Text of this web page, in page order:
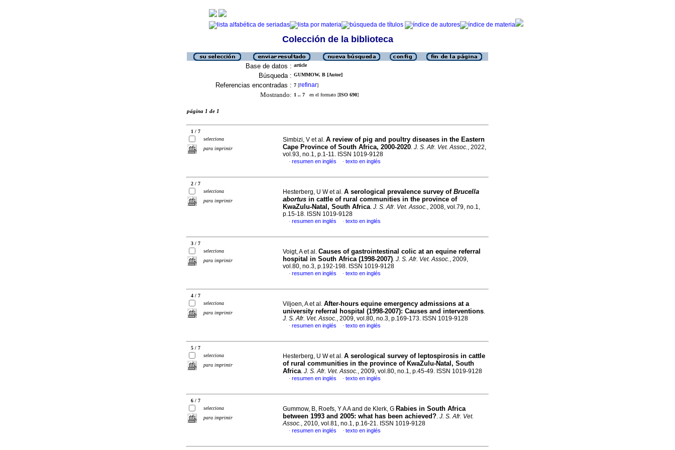
Colección de la biblioteca
Base de datos : article
Búsqueda : GUMMOW, B [Autor]
Referencias encontradas : 7 [refinar]
Mostrando: 1 .. 7 en el formato [ISO 690]
página 1 de 1
1 / 7
selecciona
para imprimir
Simbizi, V et al. A review of pig and poultry diseases in the Eastern
Cape Province of South Africa, 2000-2020. J. S. Afr. Vet. Assoc., 2022,
vol.93, no.1, p.1-11. ISSN 1019-9128
· resumen en inglés · texto en inglés
2 / 7
selecciona
para imprimir
Hesterberg, U W et al. A serological prevalence survey of Brucella
abortus in cattle of rural communities in the province of
KwaZulu-Natal, South Africa. J. S. Afr. Vet. Assoc., 2008, vol.79, no.1,
p.15-18. ISSN 1019-9128
· resumen en inglés · texto en inglés
3 / 7
selecciona
para imprimir
Voigt, A et al. Causes of gastrointestinal colic at an equine referral
hospital in South Africa (1998-2007). J. S. Afr. Vet. Assoc., 2009,
vol.80, no.3, p.192-198. ISSN 1019-9128
· resumen en inglés · texto en inglés
4 / 7
selecciona
para imprimir
Viljoen, A et al. After-hours equine emergency admissions at a
university referral hospital (1998-2007): Causes and interventions.
J. S. Afr. Vet. Assoc., 2009, vol.80, no.3, p.169-173. ISSN 1019-9128
· resumen en inglés · texto en inglés
5 / 7
selecciona
para imprimir
Hesterberg, U W et al. A serological survey of leptospirosis in cattle
of rural communities in the province of KwaZulu-Natal, South
Africa. J. S. Afr. Vet. Assoc., 2009, vol.80, no.1, p.45-49. ISSN 1019-9128
· resumen en inglés · texto en inglés
6 / 7
selecciona
para imprimir
Gummow, B, Roefs, Y A A and de Klerk, G Rabies in South Africa
between 1993 and 2005: what has been achieved?. J. S. Afr. Vet.
Assoc., 2010, vol.81, no.1, p.16-21. ISSN 1019-9128
· resumen en inglés · texto en inglés